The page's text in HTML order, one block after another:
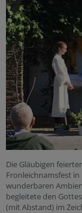
Die Gläubigen
Fronleichnamsfest
wunderbaren
begleitete den
(mit Abstand) im